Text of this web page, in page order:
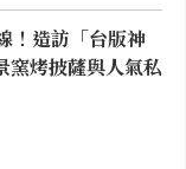
！造訪「台版神
窯烤披薩與人氣私